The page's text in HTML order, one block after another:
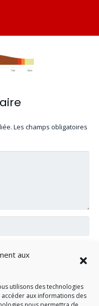
aux
utilisons des technologies
aux informations des
Les champs obligatoires